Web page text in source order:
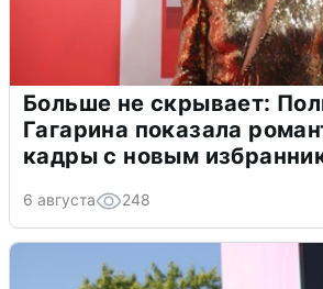
Больше не скрывает:
Гагарина показала
кадры с новым
6 августа 248